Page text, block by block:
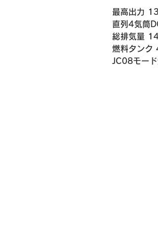
最高出力
直列4気筒
総排気量
燃料タンク
​JC08モー